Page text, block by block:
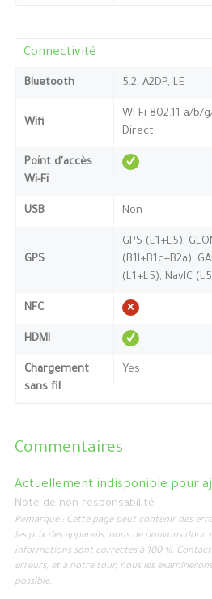
Connectivité
Bluetooth 5.2, A2DP, LE
Wifi
Wi-Fi 802.11 a/b/
Direct
Point d'accès
Wi-Fi
USB Non
GPS
GPS (L1+L5),
(B1I+B1c+B2a),
(L1+L5), NavIC
NFC
HDMI
Chargement
sans fil
Yes
Commentaires
Actuellement indisponible pour
Note de non-responsabilité
Remarque : Cette page peut contenir des
les prix des appareils, nous ne pouvons donc
informations sont correctes à 100 %.
erreurs, et à notre tour, nous les
possible.